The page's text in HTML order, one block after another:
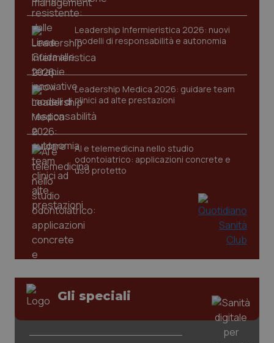
Leadership Infermieristica 2026: nuovi
modelli di responsabilità e autonomia
Leadership Medica 2026: guidare team
clinici ad alte prestazioni
AI e telemedicina nello studio
odontoiatrico: applicazioni concrete e
uso protetto
Gli speciali
tracking-sites-ironfish-
tracking-enable
www.quotidianosanita.it
tracking-sites-ironfish-
session-id
www.quotidianosanita.it
_ga